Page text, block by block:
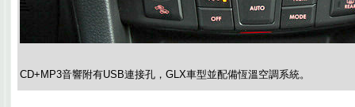
CD+MP3音響附有USB連接孔，GLX車型並配備恆溫空調系統。